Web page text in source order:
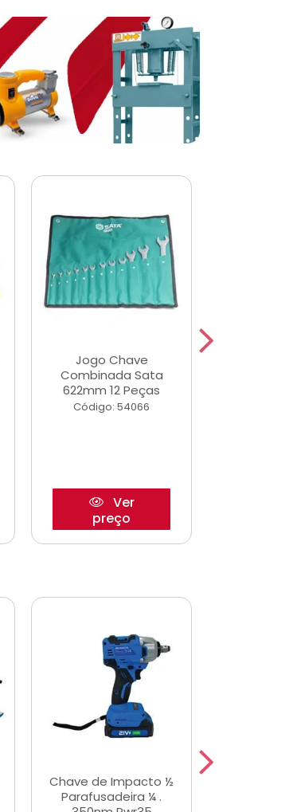
Jogo Chave
Combinada Sata
622mm 12 Peças
Código: 54066
Ver
preço
Chave de Impacto ½
Parafusadeira ¼ .